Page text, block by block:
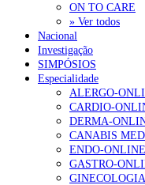
NOTÍCIAS MAIS LIDAS
Enfermagem
gesto conta e
203 visualizações
1.º Episódio
te na
202
ON TO CARE
» Ver todos
Nacional
Investigação
SIMPÓSIOS
Especialidade
ALERGO-
CARDIO-
DERMA-
CANABIS
ENDO-ONLINE
GASTRO-